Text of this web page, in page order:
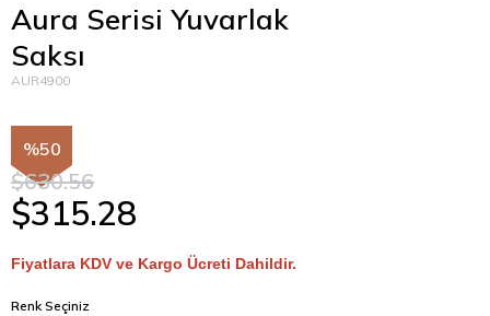
Aura Serisi Yuvarlak
Saksı
AUR4900
50
$630.56
$315.28
Fiyatlara KDV ve Kargo Ücreti Dahildir.
Renk Seçiniz